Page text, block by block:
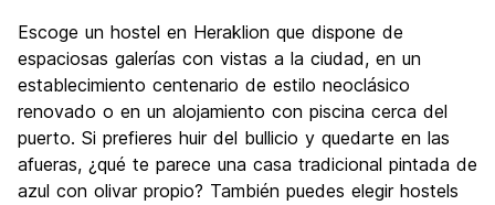
Escoge un hostel en Heraklion que dispone de
espaciosas galerías con vistas a la ciudad, en un
establecimiento centenario de estilo neoclásico
renovado o en un alojamiento con piscina cerca del
puerto. Si prefieres huir del bullicio y quedarte en las
afueras, ¿qué te parece una casa tradicional pintada de
azul con olivar propio? También puedes elegir hostels